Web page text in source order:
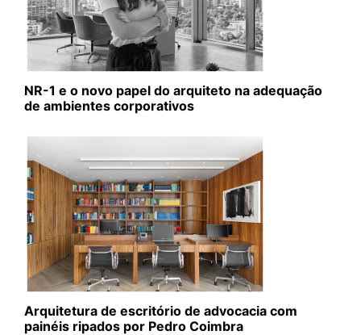
NR-1 e o novo papel do arquiteto na adequação
de ambientes corporativos
Arquitetura de escritório de advocacia com
painéis ripados por Pedro Coimbra